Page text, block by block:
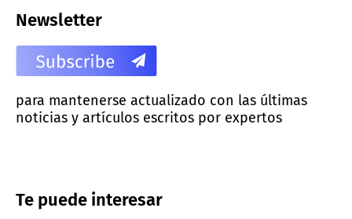
Newsletter
para mantenerse actualizado con las últimas
noticias y artículos escritos por expertos
Te puede interesar